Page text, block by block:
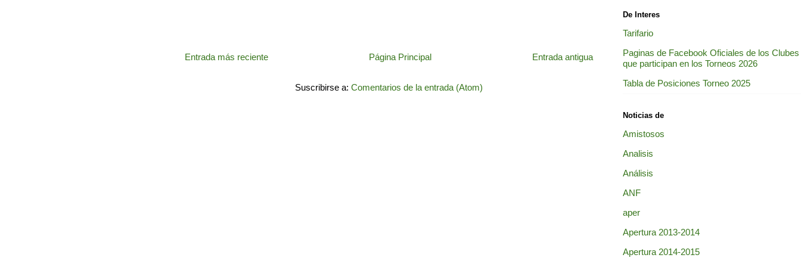
Entrada más reciente Entrada antigua
Página Principal
Suscribirse a: Comentarios de la entrada (Atom)
De Interes
Tarifario
Paginas de Facebook Oficiales de los Clubes
que participan en los Torneos 2026
Tabla de Posiciones Torneo 2025
Noticias de
Amistosos
Analisis
Análisis
ANF
aper
Apertura 2013-2014
Apertura 2014-2015